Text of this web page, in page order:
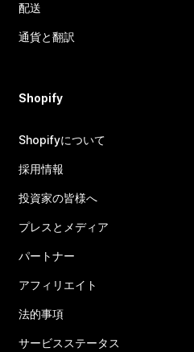
配送
通貨と翻訳
Shopify
Shopifyについて
採用情報
投資家の皆様へ
プレスとメディア
パートナー
アフィリエイト
法的事項
サービスステータス